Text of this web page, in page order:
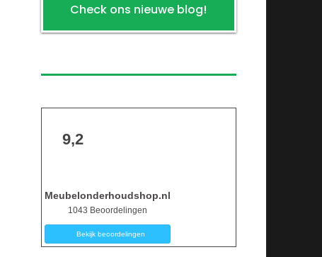
Check ons nieuwe blog!
9,2
Meubelonderhoudshop.nl
1043 Beoordelingen
Bekijk beoordelingen